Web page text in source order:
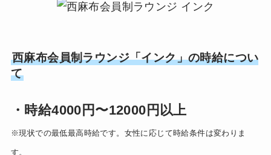
西麻布会員制ラウンジ「インク」の時給につい
て
・時給4000円〜12000円以上
※現状での最低最高時給です。女性に応じて時給条件は変わりま
す。